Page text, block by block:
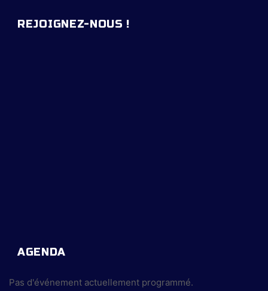
REJOIGNEZ-NOUS !
AGENDA
Pas d'événement actuellement programmé.